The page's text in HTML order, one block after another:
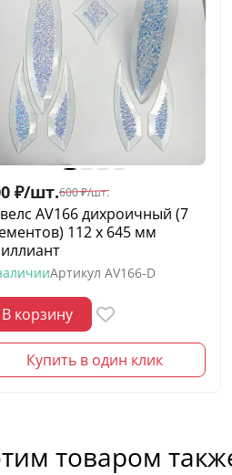
₽/шт.600 ₽/шт.
AV166 дихроичный (7
112 х 645 мм
Артикул AV166-D
В корзину
Купить в один клик
товаром